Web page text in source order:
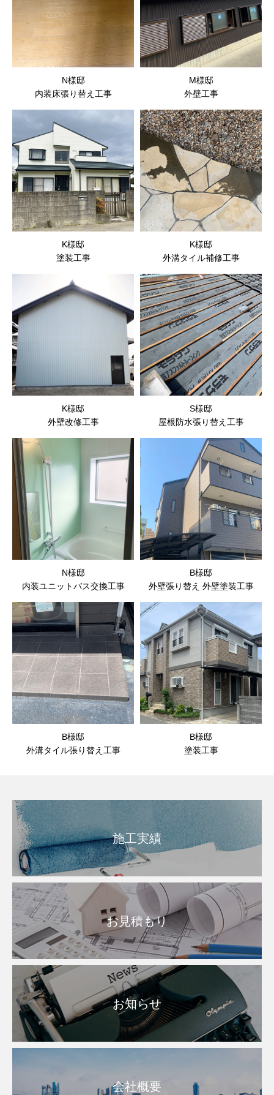
N様邸
内装床張り替え工事
M様邸
外壁工事
K様邸
塗装工事
K様邸
外溝タイル補修工事
K様邸
外壁改修工事
S様邸
屋根防水張り替え工事
N様邸
内装ユニットバス交換工事
B様邸
外壁張り替え 外壁塗装工事
B様邸
外溝タイル張り替え工事
B様邸
塗装工事
施工実績
お見積もり
お知らせ
会社概要